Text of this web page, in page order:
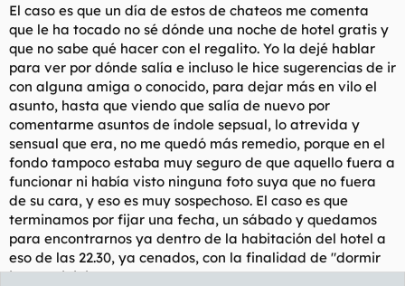
El caso es que un día de estos de chateos me comenta
que le ha tocado no sé dónde una noche de hotel gratis y
que no sabe qué hacer con el regalito. Yo la dejé hablar
para ver por dónde salía e incluso le hice sugerencias de ir
con alguna amiga o conocido, para dejar más en vilo el
asunto, hasta que viendo que salía de nuevo por
comentarme asuntos de índole sepsual, lo atrevida y
sensual que era, no me quedó más remedio, porque en el
fondo tampoco estaba muy seguro de que aquello fuera a
funcionar ni había visto ninguna foto suya que no fuera
de su cara, y eso es muy sospechoso. El caso es que
terminamos por fijar una fecha, un sábado y quedamos
para encontrarnos ya dentro de la habitación del hotel a
eso de las 22.30, ya cenados, con la finalidad de "dormir
juntos", jejeje...